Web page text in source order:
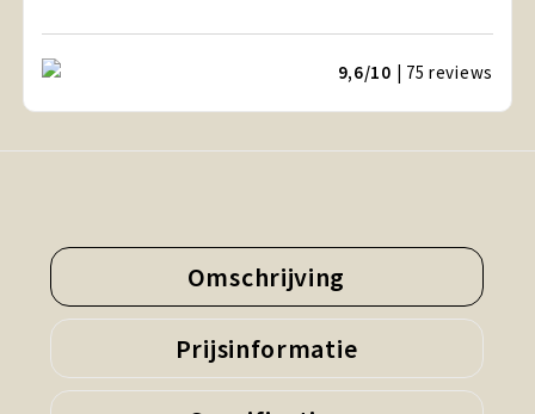
9,6/10 | 75reviews
Omschrijving
Prijsinformatie